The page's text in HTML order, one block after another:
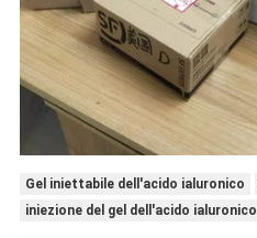
Gel iniettabile dell'acido ialuronico
iniezione del gel dell'acido ialuronico